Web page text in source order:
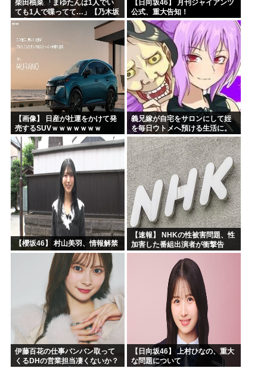
柴田柚菜 「まゆたんは1人でい
ても1人で喋ってて…」【乃木坂
46】
【日向坂46】 月刊ジャイアンツ
公式、重大告知！
【画像】 日産が社運をかけて発
売するSUVｗｗｗｗｗｗｗ
義兄嫁が自宅をサロンにして姪
を毎日ウトメへ預ける生活に。
数年後、そのツケが一気に回っ
てきて…
【櫻坂46】 村山美羽、情報解禁
【速報】 NHKの性被害問題、性
加害した番組出演者が衝撃告
白！
伊藤百花の仕事バンバン取って
くるDHの営業担当凄くないか？
【日向坂46】 上村ひなの、重大
な問題について